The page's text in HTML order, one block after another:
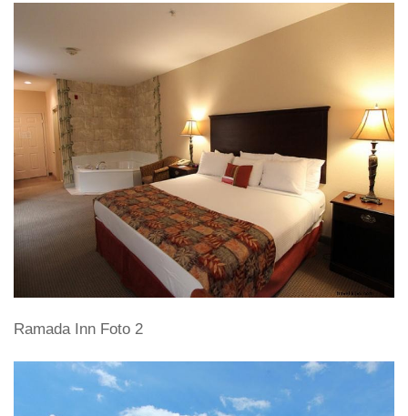
Ramada Inn Foto 2